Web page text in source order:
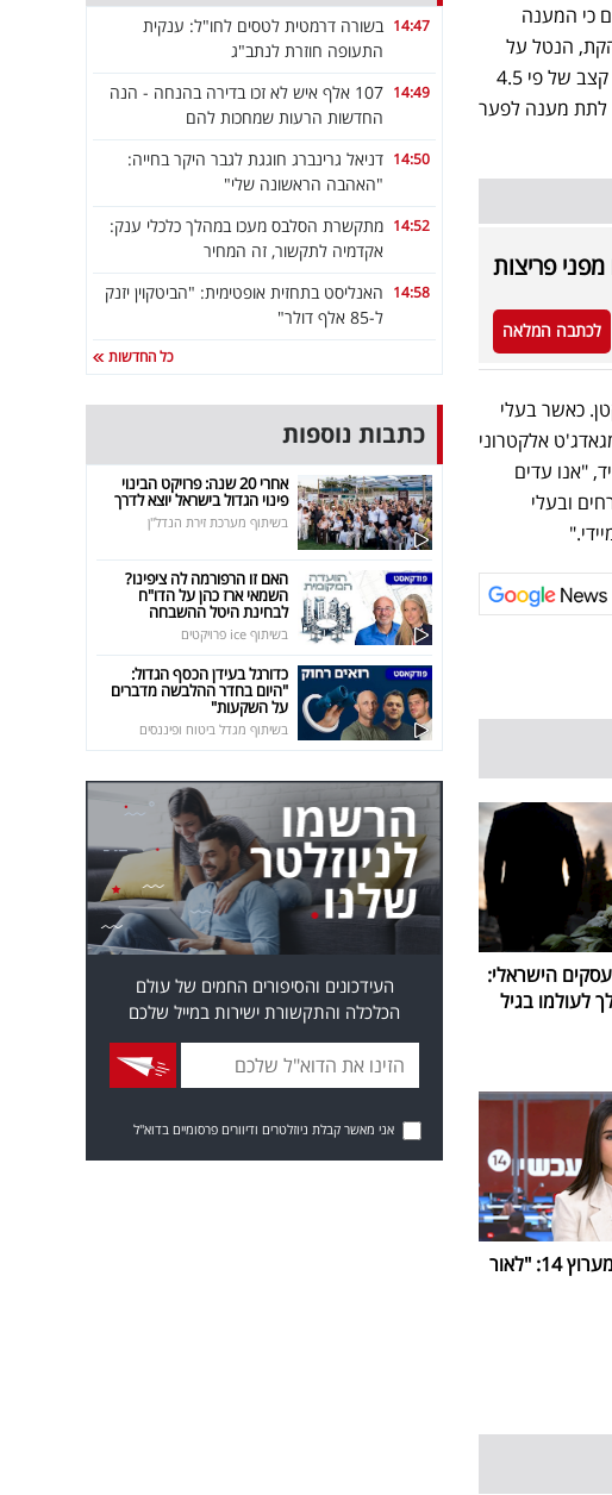
כי המענה
הנטל על
השוק הפרטי הולך וגדל" ומוסיפה כי הנתונים של אפריל האחרון מהווים קריאת השכמה. "כשיש קצב של פי 4.5
לתת מענה לפער
פריצות
לכתבה המלאה
כאשר בעלי
אלקטרוני
מסכמת סויד, "אנו עדים
ובעלי
הישראלי:
לעולמו בגיל
מגי טביבי נפרדת מערוץ 14: "לאור
14:47 בשורה דרמטית לטסים לחו"ל: ענקית
התעופה חוזרת לנתב"ג
14:49
107 אלף איש לא זכו בדירה בהנחה - הנה
החדשות הרעות שמחכות להם
14:50 דניאל גרינברג חוגגת לגבר היקר בחייה:
"האהבה הראשונה שלי"
14:52 מתקשרת הסלבס מעכו במהלך כלכלי ענק:
אקדמיה לתקשור, זה המחיר
14:58 האנליסט בתחזית אופטימית: "הביטקוין יזנק
ל-85 אלף דולר"
כל החדשות
כתבות נוספות
אחרי 20 שנה: פרויקט הבינוי
פינוי הגדול בישראל יוצא לדרך
בשיתוף מערכת זירת הנדל"ן
האם זו הרפורמה לה ציפינו?
השמאי ארז כהן על הדו"ח
לבחינת היטל ההשבחה
בשיתוף ice פרויקטים
כדורגל בעידן הכסף הגדול:
"היום בחדר ההלבשה מדברים
על השקעות"
בשיתוף מגדל ביטוח ופיננסים
העידכונים והסיפורים החמים של עולם
הכלכלה והתקשורת ישירות במייל שלכם
אני מאשר קבלת ניוזלטרים ודיוורים פרסומיים בדוא"ל